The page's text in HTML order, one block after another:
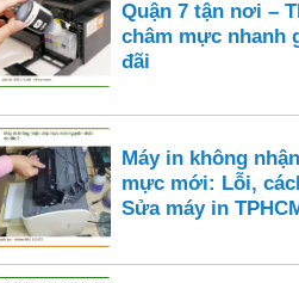
Quận 7 tận nơi –
châm mực nhanh
đãi
Máy in không
mực mới: Lỗi,
Sửa máy in